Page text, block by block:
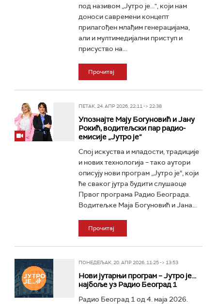
под називом „Јутро је...", који нам
доноси савремени концепт
прилагођен млађим генерацијама,
али и мултимедијални приступ и
присуство на...
Прочитај
ПЕТАК, 24. АПР 2026, 22:11 -> 22:38
Упознајте Мају Богуновић и Јану
Рокић, водитељски пар радио-
емисије „Јутро је“
Спој искуства и младости, традиције
и нових технологија – тако аутори
описују нови програм „Јутро је“, који
ће сваког јутра будити слушаоце
Првог програма Радио Београда.
Водитељке Маја Богуновић и Јана...
Прочитај
ПОНЕДЕЉАК, 20. АПР 2026, 11:25 -> 13:53
Нови јутарњи програм – Јутро је...
најбоље уз Радио Београд 1
Радио Београд 1 од 4. маја 2026.